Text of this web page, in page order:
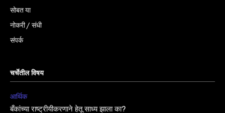
सोबत या
नोकरी / संधी
संपर्क
चर्चेतील विषय
आर्थिक
बँकांच्या राष्ट्रीयीकरणाने हेतू साध्य झाला का?